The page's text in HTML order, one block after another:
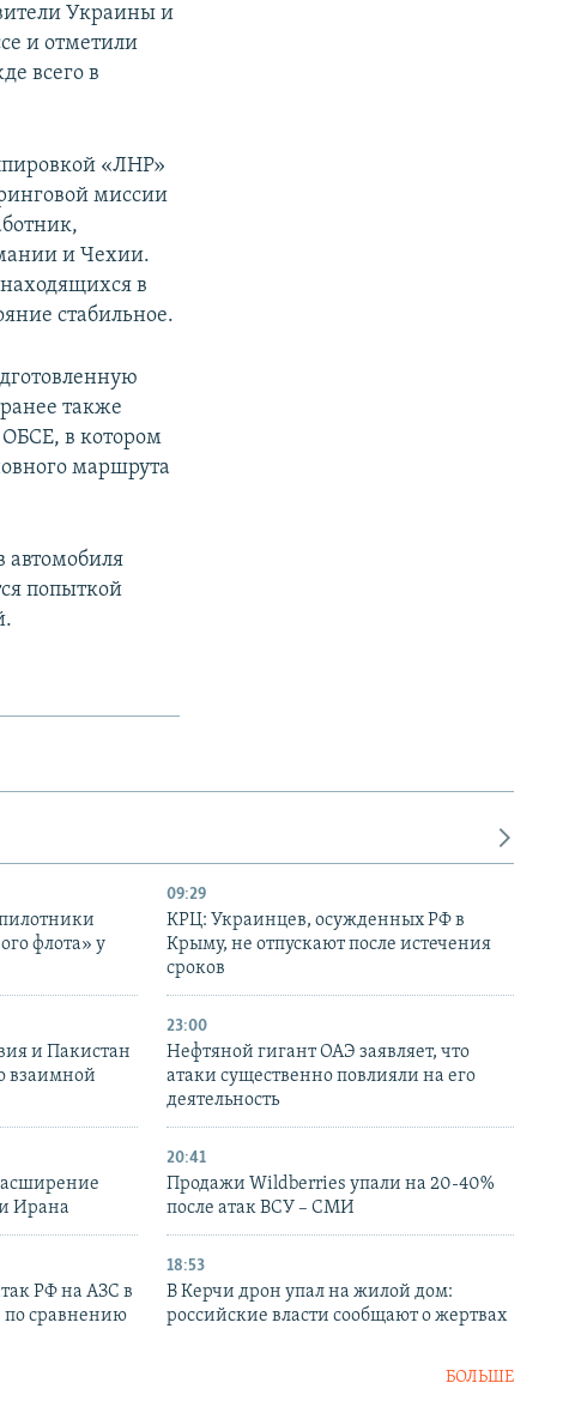
Украины и
и отметили
всего в
«ЛНР»
миссии
и Чехии.
в
стабильное.
также
в котором
маршрута
автомобиля
попыткой
флота» у
09:29
КРЦ: Украинцев, осужденных РФ в
Крыму, не отпускают после истечения
сроков
и Пакистан
взаимной
23:00
Нефтяной гигант ОАЭ заявляет, что
атаки существенно повлияли на его
деятельность
Ирана
20:41
Продажи Wildberries упали на 20-40%
после атак ВСУ – СМИ
РФ на АЗС в
по сравнению
18:53
В Керчи дрон упал на жилой дом:
российские власти сообщают о жертвах
БОЛЬШЕ